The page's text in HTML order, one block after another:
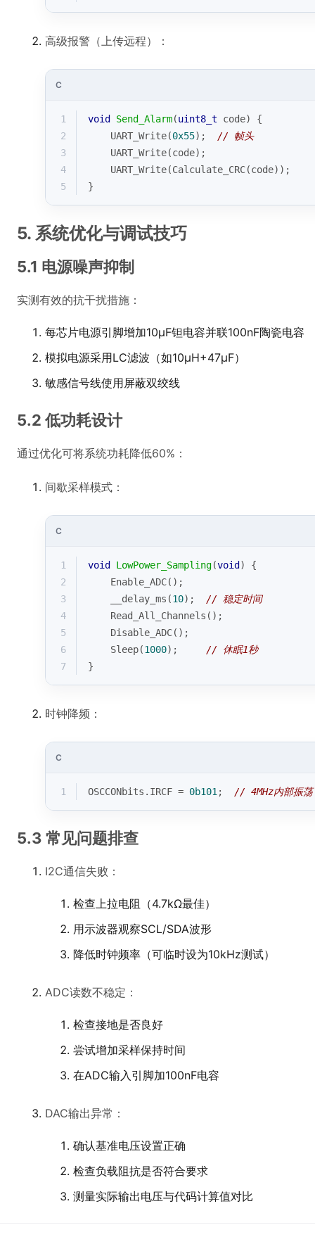
高级报警（上传远程）：
C
1 void Send_Alarm(uint8_t code)
{
2
    UART_Write(
0x55); // 帧头
3
    UART_Write(code);
4
    UART_Write(Calculate_CRC(code));
5
}
5. 系统优化与调试技巧
5.1 电源噪声抑制
实测有效的抗干扰措施：
每芯片电源引脚增加10μF钽电容并联100nF陶瓷电容
模拟电源采用LC滤波（如10μH+47μF）
敏感信号线使用屏蔽双绞线
5.2 低功耗设计
通过优化可将系统功耗降低60%：
间歇采样模式：
C
1 void LowPower_Sampling(void )
{
2
    Enable_ADC();
3
    __delay_ms(
10); // 稳定时间
4
    Read_All_Channels();
5
    Disable_ADC();
6
    Sleep(
1000); // 休眠1秒
7
}
时钟降频：
C
1 OSCCONbits.IRCF = 0b101 ; // 4MHz内部振荡
5.3 常见问题排查
I2C通信失败：
检查上拉电阻（4.7kΩ最佳）
用示波器观察SCL/SDA波形
降低时钟频率（可临时设为10kHz测试）
ADC读数不稳定：
检查接地是否良好
尝试增加采样保持时间
在ADC输入引脚加100nF电容
DAC输出异常：
确认基准电压设置正确
检查负载阻抗是否符合要求
测量实际输出电压与代码计算值对比